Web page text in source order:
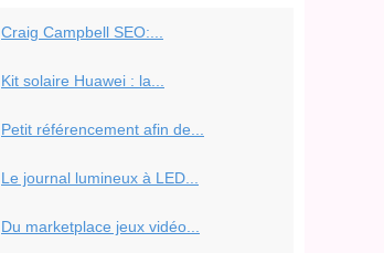
Craig Campbell SEO:...
Kit solaire Huawei : la...
Petit référencement afin de...
Le journal lumineux à LED...
Du marketplace jeux vidéo...